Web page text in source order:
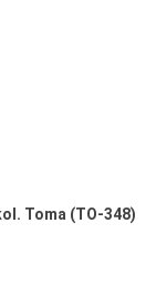
Toma (TO-348)